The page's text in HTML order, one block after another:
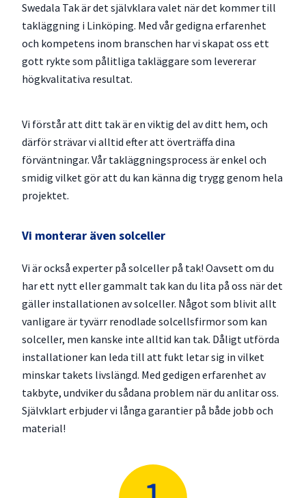
Swedala Tak är det självklara valet när det kommer till
takläggning i Linköping. Med vår gedigna erfarenhet
och kompetens inom branschen har vi skapat oss ett
gott rykte som pålitliga takläggare som levererar
högkvalitativa resultat.
Vi förstår att ditt tak är en viktig del av ditt hem, och
därför strävar vi alltid efter att överträffa dina
förväntningar. Vår takläggningsprocess är enkel och
smidig vilket gör att du kan känna dig trygg genom hela
projektet.
Vi monterar även solceller
Vi är också experter på solceller på tak! Oavsett om du
har ett nytt eller gammalt tak kan du lita på oss när det
gäller installationen av solceller. Något som blivit allt
vanligare är tyvärr renodlade solcellsfirmor som kan
solceller, men kanske inte alltid kan tak. Dåligt utförda
installationer kan leda till att fukt letar sig in vilket
minskar takets livslängd. Med gedigen erfarenhet av
takbyte, undviker du sådana problem när du anlitar oss.
Självklart erbjuder vi långa garantier på både jobb och
material!